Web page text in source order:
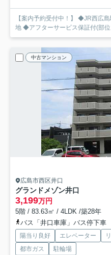
【案内予約受付中！】 ◆JR西広
地 ◆アフターサービス保証付(部
中古マンション
広島市西区井口
グランドメゾン井口
3,199万円
5階 / 83.63㎡ / 4LDK /築28年
バス「井口車庫」バス停下
陽当り良好 エレベーター
都市ガス
駐輪場